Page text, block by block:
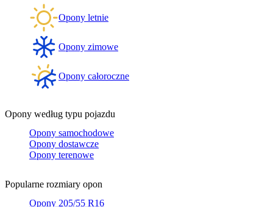
Opony letnie
Opony zimowe
Opony całoroczne
Opony według typu pojazdu
Opony samochodowe
Opony dostawcze
Opony terenowe
Popularne rozmiary opon
Opony 205/55 R16